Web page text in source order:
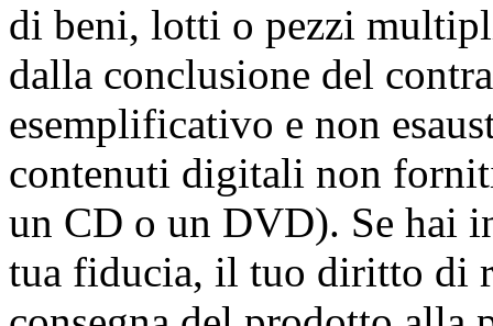
di beni, lotti o pezzi
dalla conclusione del
esemplificativo e non
contenuti digitali non
un CD o un DVD). Se hai
tua fiducia, il tuo diritto di